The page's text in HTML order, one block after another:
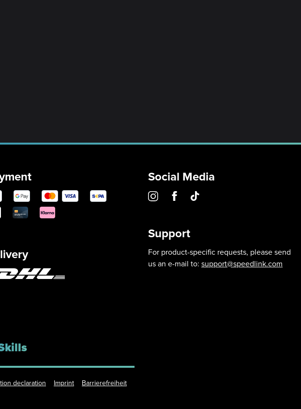
Social Media
Support
For product-specific requests, please send
us an e-mail to: support@speedlink.com
declaration Imprint Barrierefreiheit